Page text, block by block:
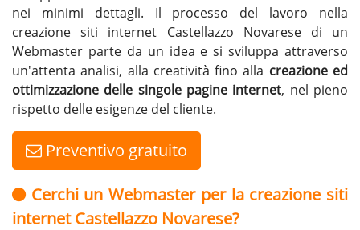
nei minimi dettagli. Il processo del lavoro nella
creazione siti internet Castellazzo Novarese di un
Webmaster parte da un idea e si sviluppa attraverso
un'attenta analisi, alla creatività fino alla creazione ed
ottimizzazione delle singole pagine internet, nel pieno
rispetto delle esigenze del cliente.
Preventivo gratuito
Cerchi un Webmaster per la creazione siti
internet Castellazzo Novarese?